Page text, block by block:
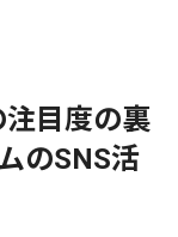
目度の裏
のSNS活